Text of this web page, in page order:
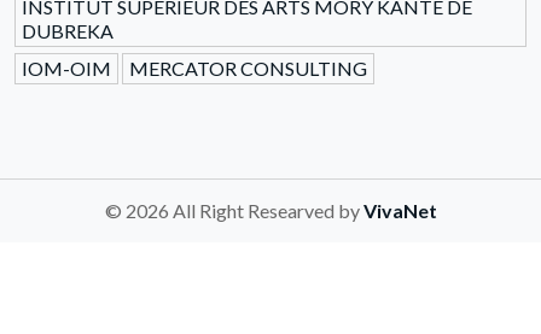
INSTITUT SUPERIEUR DES ARTS MORY KANTE DE
DUBREKA
IOM-OIM
MERCATOR CONSULTING
© 2026 All Right Researved byVivaNet